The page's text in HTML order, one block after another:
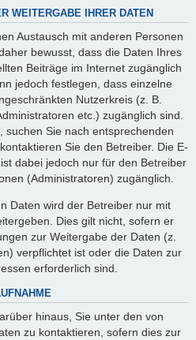
WEITERGABE IHRER DATEN
Austausch mit anderen Personen
bewusst, dass die Daten Ihres
Beiträge im Internet zugänglich
jedoch festlegen, dass einzelne
Nutzerkreis (z. B.
etc.) zugänglich sind.
suchen Sie nach entsprechenden
Sie den Betreiber. Die E-
dabei jedoch nur für den Betreiber
(Administratoren) zugänglich.
Daten wird der Betreiber nur mit
Dies gilt nicht, sofern er
zur Weitergabe der Daten (z.
verpflichtet ist oder die Daten zur
erforderlich sind.
hinaus, Sie unter den von
zu kontaktieren, sofern dies zur